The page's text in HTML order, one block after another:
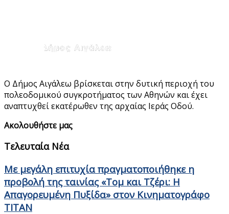
Ο Δήμος Αιγάλεω βρίσκεται στην δυτική περιοχή του
πολεοδομικού συγκροτήματος των Αθηνών και έχει
αναπτυχθεί εκατέρωθεν της αρχαίας Ιεράς Οδού.
Ακολουθήστε μας
Τελευταία Νέα
Με μεγάλη επιτυχία πραγματοποιήθηκε η
προβολή της ταινίας «Τομ και Τζέρι: Η
Απαγορευμένη Πυξίδα» στον Κινηματογράφο
ΤΙΤΑΝ